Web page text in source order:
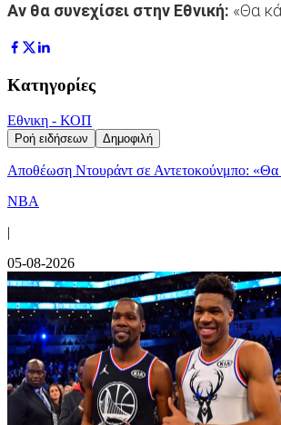
Αν θα συνεχίσει στην Εθνική: «Θα
Κατηγορίες
Εθνικη - ΚΟΠ
Ροή ειδήσεων Δημοφιλή
Αποθέωση Ντουράντ σε Αντετοκούνμπο: «Θα
NBA
|
05-08-2026